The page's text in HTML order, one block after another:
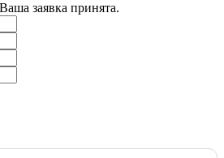
заявка принята.